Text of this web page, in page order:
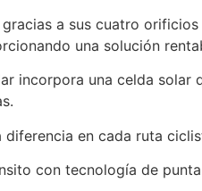
a sus cuatro orificios
una solución
incorpora una celda solar
en cada ruta
con tecnología de